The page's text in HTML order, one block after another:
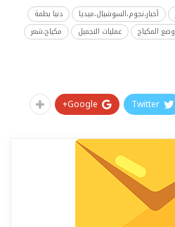
أخبار،نجوم،السوشيال،ميديا
دنيا بطمة
المكياج
عمليات التجميل
مكياج،شعر
Twitter
Google+